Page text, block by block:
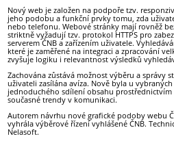
Nový web je založen na podpoře tzv.
jeho podobu a funkční prvky tomu, zda
nebo telefonu. Webové stránky mají rovněž
striktně vyžadují tzv. protokol HTTPS pro
serverem ČNB a zařízením uživatele.
které je zaměřené na integraci a zpracování
zvyšuje logiku i relevantnost výsledků
Zachována zůstává možnost výběru a správy
uživateli zasílána avíza. Nově byla u
jednoduchého sdílení obsahu
současné trendy v komunikaci.
Autorem návrhu nové grafické podoby webu
vyhrála výběrové řízení vyhlášené ČNB.
Nelasoft.